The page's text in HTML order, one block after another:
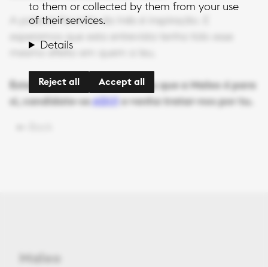
A palavra favorita da Inês é inspiração. E
Estamos a recrutar. Se sentiu que a Maleo é para
si, candidate-seAQUI e venha tratar-nos por tu.
Maleo
to them or collected by them from your use
of their services.
Details
Reject all Accept all